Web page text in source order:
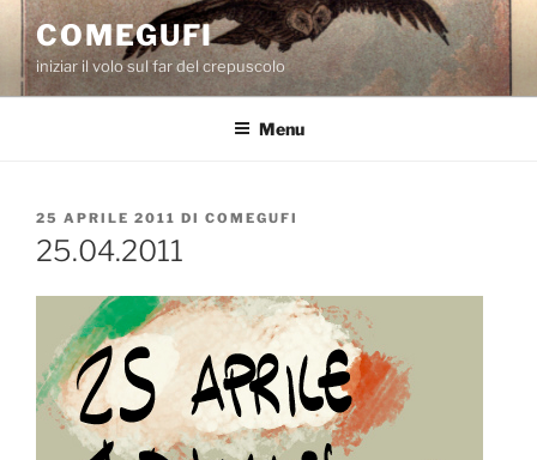
Salta
contenuto
COMEGUFI
iniziar il volo sul far del crepuscolo
Menu
PUBBLICATO
IL
25 APRILE 2011 DI COMEGUFI
25.04.2011